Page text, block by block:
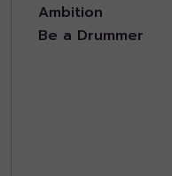
Ambition
Be a Drummer